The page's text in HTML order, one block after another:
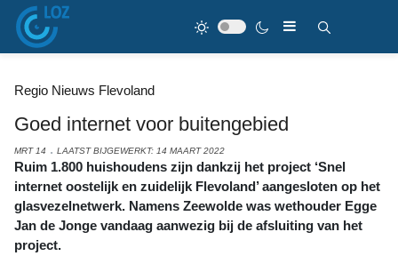
Regio Nieuws Flevoland
Goed internet voor buitengebied
MRT 14 LAATST BIJGEWERKT: 14 MAART 2022
Ruim 1.800 huishoudens zijn dankzij het project ‘Snel
internet oostelijk en zuidelijk Flevoland’ aangesloten op het
glasvezelnetwerk. Namens Zeewolde was wethouder Egge
Jan de Jonge vandaag aanwezig bij de afsluiting van het
project.